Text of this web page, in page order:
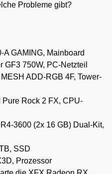
Probleme gibt?
GAMING, Mainboard
GF3 750W, PC-Netzteil
ADD-RGB 4F, Tower-
Rock 2 FX, CPU-
3600 (2x 16 GB) Dual-Kit,
SSD
Prozessor